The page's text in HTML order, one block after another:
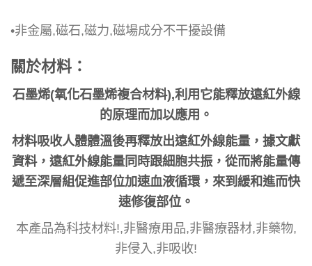
•非金屬,磁石,磁力,磁場成分不干擾設備
關於材料：
石墨烯(氧化石墨烯複合材料),利用它能釋放遠紅外線
的原理而加以應用。
材料吸收人體體溫後再釋放出遠紅外線能量，據文獻
資料，遠紅外線能量同時跟細胞共振，從而將能量傳
遞至深層組促進部位加速血液循環，來到緩和進而快
速修復部位。
本產品為科技材料!,非醫療用品,非醫療器材,非藥物,
非侵入,非吸收!